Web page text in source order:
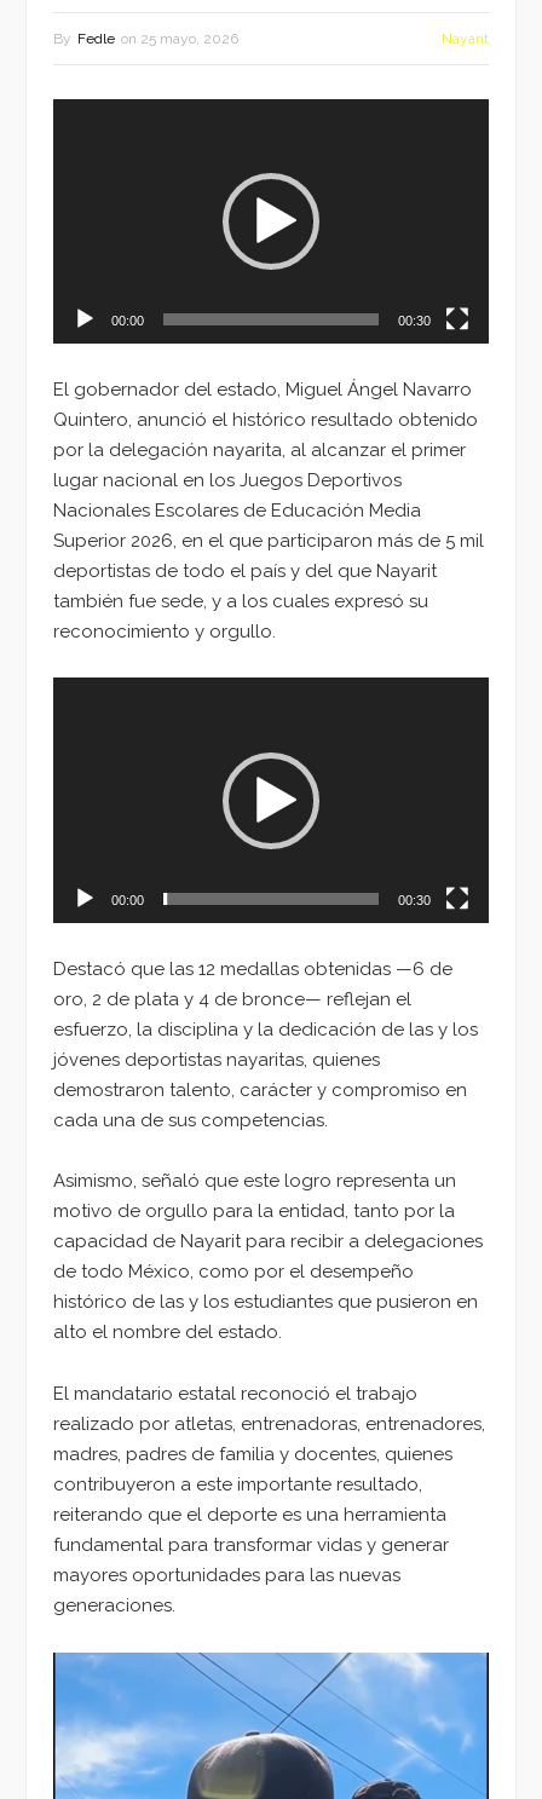
By Fedle on 25 mayo, 2026 Nayarit
00:00 00:30
El gobernador del estado, Miguel Ángel Navarro
Quintero, anunció el histórico resultado obtenido
por la delegación nayarita, al alcanzar el primer
lugar nacional en los Juegos Deportivos
Nacionales Escolares de Educación Media
Superior 2026, en el que participaron más de 5 mil
deportistas de todo el país y del que Nayarit
también fue sede, y a los cuales expresó su
reconocimiento y orgullo.
00:00 00:30
Destacó que las 12 medallas obtenidas —6 de
oro, 2 de plata y 4 de bronce— reflejan el
esfuerzo, la disciplina y la dedicación de las y los
jóvenes deportistas nayaritas, quienes
demostraron talento, carácter y compromiso en
cada una de sus competencias.
Asimismo, señaló que este logro representa un
motivo de orgullo para la entidad, tanto por la
capacidad de Nayarit para recibir a delegaciones
de todo México, como por el desempeño
histórico de las y los estudiantes que pusieron en
alto el nombre del estado.
El mandatario estatal reconoció el trabajo
realizado por atletas, entrenadoras, entrenadores,
madres, padres de familia y docentes, quienes
contribuyeron a este importante resultado,
reiterando que el deporte es una herramienta
fundamental para transformar vidas y generar
mayores oportunidades para las nuevas
generaciones.
Reproductor
vídeo